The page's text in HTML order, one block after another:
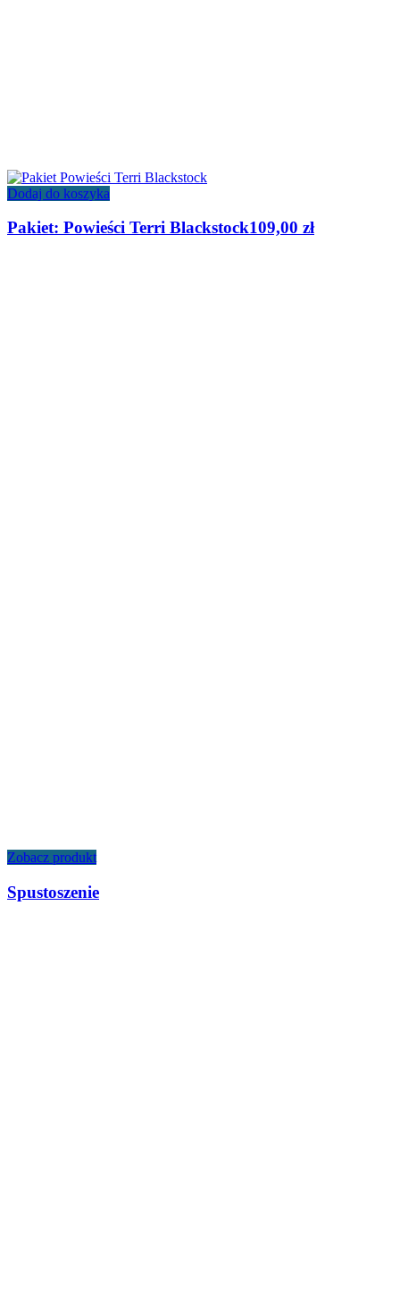
Dodaj do koszyka
Pakiet: Powieści Terri Blackstock109,00 zł
Zobacz produkt
Spustoszenie